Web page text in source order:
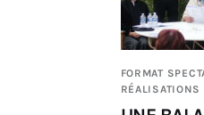
FORMAT
RÉALISATIONS